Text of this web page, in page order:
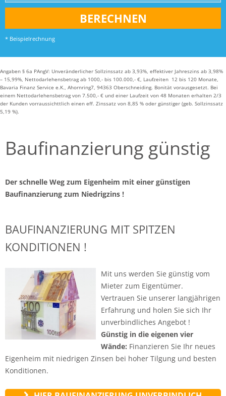
* Beispielrechnung
Angaben § 6a PAngV: Unveränderlicher Sollzinssatz ab 3,93%, effektiver Jahreszins ab 3,98%
– 15,99%, Nettodarlehensbetrag ab 1000,- bis 100.000,- €, Laufzeiten 12 bis 120 Monate,
Bavaria Finanz Service e.K., Ahornring7, 94363 Oberschneiding. Bonität vorausgesetzt. Bei
einem Nettodarlehensbetrag von 7.500,- € und einer Laufzeit von 48 Monaten erhalten 2/3
der Kunden vorraussichttlich einen eff. Zinssatz von 8,85 % oder günstiger (geb. Sollzinssatz
5,19 %).
Baufinanzierung günstig
Der schnelle Weg zum Eigenheim mit einer günstigen
Baufinanzierung zum Niedrigzins !
BAUFINANZIERUNG MIT SPITZEN
KONDITIONEN !
Mit uns werden Sie günstig vom
Mieter zum Eigentümer.
Vertrauen Sie unserer langjährigen
Erfahrung und holen Sie sich Ihr
unverbindliches Angebot !
Günstig in die eigenen vier
Wände: Finanzieren Sie Ihr neues
Eigenheim mit niedrigen Zinsen bei hoher Tilgung und besten
Konditionen.